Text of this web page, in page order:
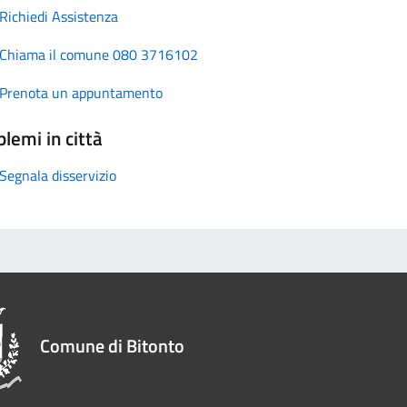
Richiedi Assistenza
Chiama il comune 080 3716102
Prenota un appuntamento
in città
Segnala disservizio
Comune di Bitonto